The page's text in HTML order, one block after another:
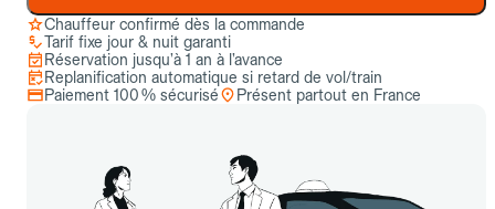
Chauffeur confirmé dès la commande
Tarif fixe jour & nuit garanti
Réservation jusqu’à 1 an à l’avance
Replanification automatique si retard de vol/train
Paiement 100 % sécurisé
Présent partout en France